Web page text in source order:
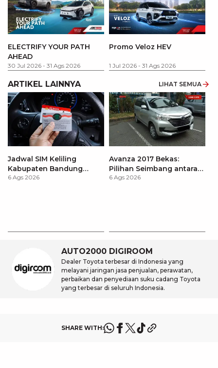
ELECTRIFY YOUR PATH
AHEAD
30 Jul 2026 - 31 Ags 2026
Promo Veloz HEV
1 Jul 2026 - 31 Ags 2026
ARTIKEL LAINNYA LIHAT SEMUA
Jadwal SIM Keliling
Kabupaten Bandung
Terbaru 2026 dan
6 Ags 2026
Avanza 2017 Bekas:
Pilihan Seimbang antara
Harga dan Fitur Modern
6 Ags 2026
AUTO2000 DIGIROOM
Dealer Toyota terbesar di Indonesia yang
melayani jaringan jasa penjualan, perawatan,
perbaikan dan penyediaan suku cadang Toyota
yang terbesar di seluruh Indonesia.
SHARE WITH: